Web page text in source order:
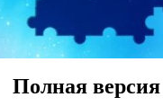
Полная